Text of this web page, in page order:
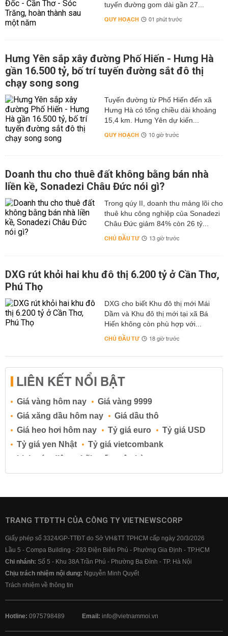
tuyến đường gom dài gần 27...
QUY HOẠCH 01 phút trước
Hưng Yên sắp xây đường Phố Hiến - Hưng Hà
gần 16.500 tỷ, bố trí tuyến đường sắt đô thị
chạy song song
Tuyến đường từ Phố Hiến đến xã
Hưng Hà có tổng chiều dài khoảng
15,4 km. Hưng Yên dự kiến...
QUY HOẠCH 10 giờ trước
Doanh thu cho thuê đất không bằng bán nhà
liền kề, Sonadezi Châu Đức nói gì?
Trong qúy II, doanh thu mảng lõi cho
thuê khu công nghiệp của Sonadezi
Châu Đức giảm 84% còn 26 tỷ...
CHỦ ĐẦU TƯ 13 giờ trước
DXG rút khỏi hai khu đô thị 6.200 tỷ ở Cần Thơ,
Phú Thọ
DXG cho biết Khu đô thị mới Mái
Dầm và Khu đô thị mới tại xã Bá
Hiến không còn phù hợp với...
CHỦ ĐẦU TƯ 18 giờ trước
LIÊN KẾT NỔI BẬT
Giá vàng hôm nay
Giá vàng 9999
Giá xăng dầu hôm nay
Giá dầu thô
Giá heo hơi hôm nay
Tỷ giá euro
Tỷ giá USD
Tỷ giá yen Nhật
Tỷ giá vietcombank
Lịch cúp điện
Lãi suất ngân hàng
Lãi suất tiết kiệm
Lãi suất tiền gửi
Lãi suất ngân hàng BIDV
Lãi suất ngân hàng Vietcombank
TRANG TTĐTTH CỦA CÔNG TY VIETNEWSCORP
Giấy phép số 3324/GP-TTĐT do Sở VH&TT TPHCM cấp ngày 20/3/2026
Lầu 5 - Compa Building - 293 Điện Biên Phủ - Phường Gia Định - TP.HCM
Chi nhánh: Số 5 - Khu 38A Trần Phú - Phường Ba Đình - TP. Hà Nội
Chịu trách nhiệm nội dung: Nguyễn Minh Quyết
Trách nhiệm về thông tin
Hotline: 0975798489 Email: info@vietnammoi.vn